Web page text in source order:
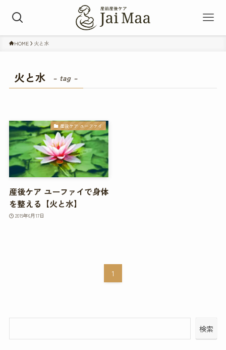
HOME 火と水
火と水 – tag –
産後ケア ユーファイ
産後ケア ユーファイで身体
を整える【火と水】
2019年6月17日
1
検索